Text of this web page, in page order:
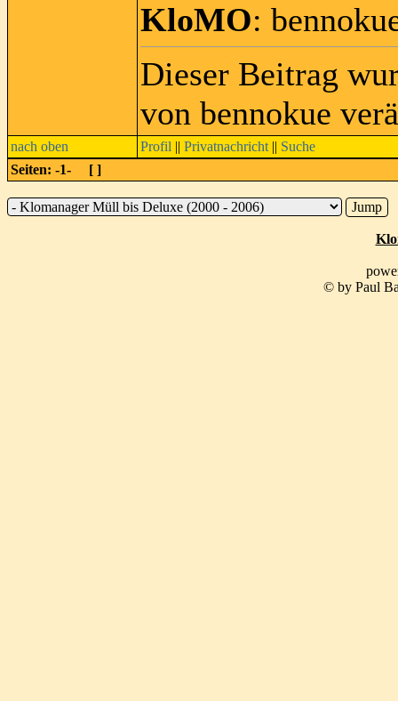
KloMO:
Dieser Beitrag
von bennokue
nach oben Profil || Privatnachricht || Suche
Seiten: -1- [ ]
© by Paul